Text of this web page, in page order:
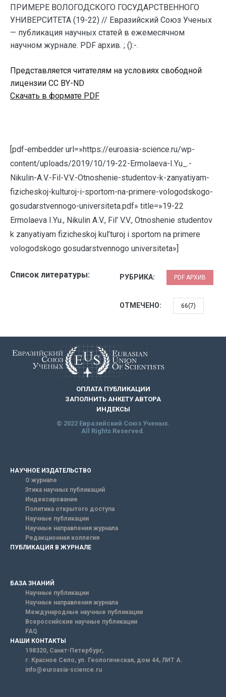
ПРИМЕРЕ ВОЛОГОДСКОГО ГОСУДАРСТВЕННОГО
УНИВЕРСИТЕТА (19-22) // Евразийский Союз Ученых
— публикация научных статей в ежемесячном
научном журнале. PDF архив. ; ():-.
Представляется читателям на условиях свободной
лицензии CC BY-ND
Скачать в формате PDF
[pdf-embedder url=»https://euroasia-science.ru/wp-
content/uploads/2019/10/19-22-Ermolaeva-I.Yu_.-
Nikulin-A.V.-Fil-V.V.-Otnoshenie-studentov-k-zanyatiyam-
fizicheskoj-kulturoj-i-sportom-na-primere-vologodskogo-
gosudarstvennogo-universiteta.pdf» title=»19-22
Ermolaeva I.Yu., Nikulin A.V., Fil’ V.V., Otnoshenie studentov
k zanyatiyam fizicheskoj kul’turoj i sportom na primere
vologodskogo gosudarstvennogo universiteta»]
Список литературы: РУБРИКА: PDF АРХИВ
ОТМЕЧЕНО: 66(7)
ОПЛАТА ПУБЛИКАЦИИ
ЗАПОЛНИТЬ АНКЕТУ АВТОРА
ИНДЕКСЫ
© 2022 Евразийский Союз Ученых.
All Rights Reserved.
НАУЧНОЕ ИЗДАТЕЛЬСТВО
О журнале
Этика научных публикаций
Индексирование
Политика открытого доступа
Научные публикации
Научные направления журнала
Редакционная коллегия
ПУБЛИКАЦИЯ В ЖУРНАЛЕ
БАЗА ЗНАНИЙ
Научные публикации
Научные направления журнала
Международные научные публикации
Всероссийские научные публикации
FAQ
НАШИ КОНТАКТЫ
198320, Санкт-Петербург,
г. Красное Село, ул. Геологическая, дом 44, ЛИТ А.
info@euroasia-science.ru